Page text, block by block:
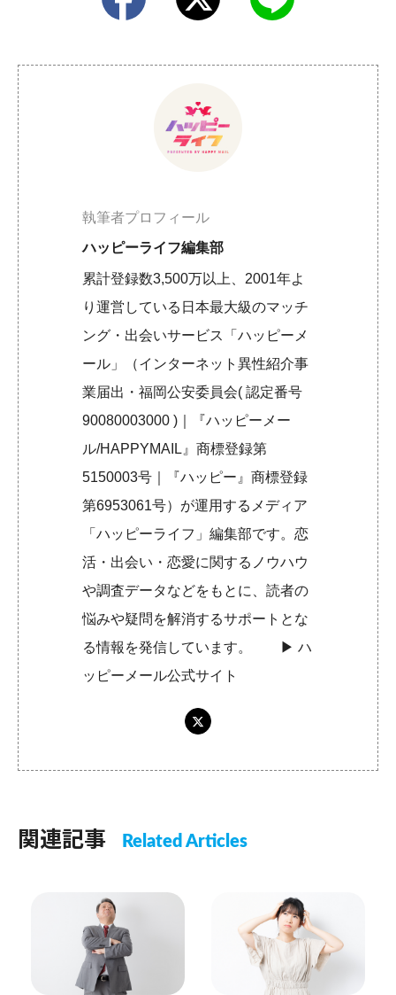
執筆者プロフィール
ハッピーライフ編集部
累計登録数3,500万以上、2001年よ
り運営している日本最大級のマッチ
ング・出会いサービス「ハッピーメ
ール」（インターネット異性紹介事
業届出・福岡公安委員会( 認定番号
90080003000 )｜『ハッピーメー
ル/HAPPYMAIL』商標登録第
5150003号｜『ハッピー』商標登録
第6953061号）が運用するメディア
「ハッピーライフ」編集部です。恋
活・出会い・恋愛に関するノウハウ
や調査データなどをもとに、読者の
悩みや疑問を解消するサポートとな
る情報を発信しています。 ▶︎ハ
ッピーメール公式サイト
関連記事 Related Articles